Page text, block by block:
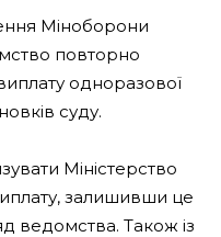
Міноборони
повторно
одноразової
суду.
Міністерство
залишивши це
ведомства. Також із